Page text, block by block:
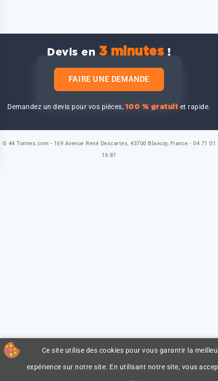
Devis en 3 minutes !
FAIRE UNE DEMANDE
Demandez un devis pour vos pièces,100 % gratuit et rapide.
Ce site utilise des cookies pour vous garantir la
expérience sur notre site. En utilisant notre site, vous
© 44 Tonnes.com - 169 Avenue René Descartes, 43700 Blavozy, France - 04 71 01
16 87